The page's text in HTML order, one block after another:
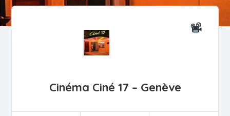
Cinéma Ciné 17 – Genève